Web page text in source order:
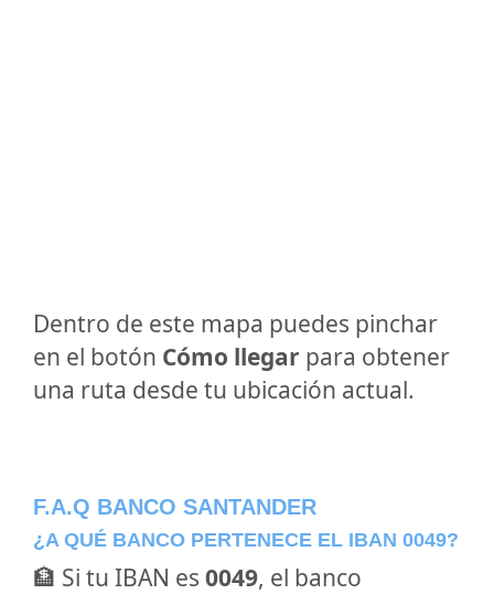
Dentro de este mapa puedes pinchar
en el botón Cómo llegar para obtener
una ruta desde tu ubicación actual.
F.A.Q BANCO SANTANDER
¿A QUÉ BANCO PERTENECE EL IBAN 0049?
🏦 Si tu IBAN es 0049, el banco